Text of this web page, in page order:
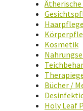
Haarpflege
Kosmetik
Bücher /
Holy Leaf